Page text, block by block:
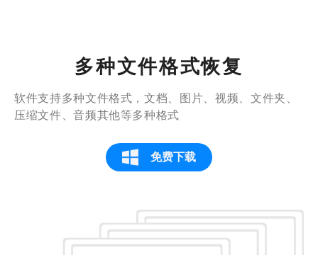
多种文件格式恢复
软件支持多种文件格式，文档、图片、视频、文件夹、
压缩文件、音频其他等多种格式
免费下载
专业平台，恢复成功，不错的体验！以后可
要好好保护电脑的数据，千万不要马虎了~
Sun Rise